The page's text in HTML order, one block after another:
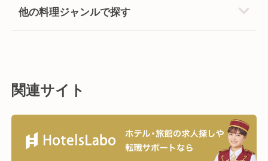
他の料理ジャンルで探す
関連サイト